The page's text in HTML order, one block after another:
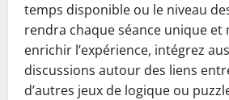
temps disponible ou le niveau
rendra chaque séance unique et
enrichir l’expérience, intégrez
discussions autour des liens
d’autres jeux de logique ou